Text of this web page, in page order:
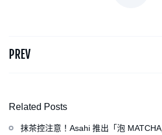
PREV
Related Posts
抹茶控注意！Asahi 推出「泡